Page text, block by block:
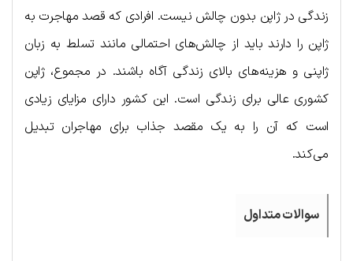
زندگی در ژاپن بدون چالش نیست. افرادی که قصد مهاجرت به
ژاپن را دارند باید از چالش‌های احتمالی مانند تسلط به زبان
ژاپنی و هزینه‌های بالای زندگی آگاه باشند. در مجموع، ژاپن
کشوری عالی برای زندگی است. این کشور دارای مزایای زیادی
است که آن را به یک مقصد جذاب برای مهاجران تبدیل
می‌کند.
سوالات متداول